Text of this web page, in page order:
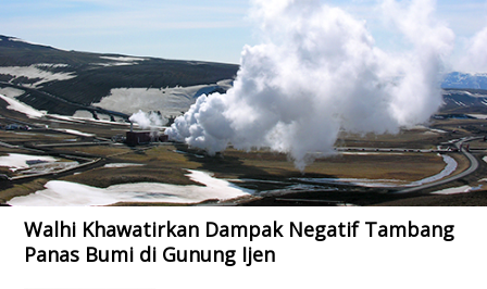
Walhi Khawatirkan Dampak Negatif Tambang
Panas Bumi di Gunung Ijen